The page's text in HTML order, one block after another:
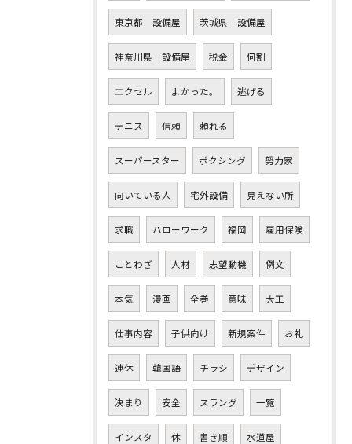
東京都 設備屋 茨城県 設備屋
神奈川県 設備屋 税金 何割
エクセル よかった。 逃げる
テニス 信頼 頼れる
スーパースター ボクシング 努力家
向いている人 宅外設備 見えない所
求職 ハローワーク 福岡 雇用保険
ことわざ 人材 志望動機 例文
本気 漫画 全巻 意味 大工
仕事内容 子供向け 新規案件 お礼
連休 韓国語 チラシ デザイン
決まり 安全 スラング 一覧
インスタ 休 書き順 水道屋